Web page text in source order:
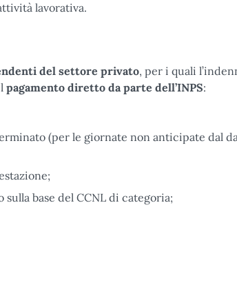
lavorativa.
del settore privato, per i quali
pagamento diretto da parte dell’INPS:
(per le giornate non anticipate dal
base del CCNL di categoria;